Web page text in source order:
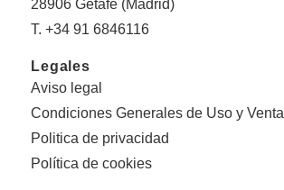
28906 Getafe (Madrid)
T. +34 91 6846116
Legales
Aviso legal
Condiciones Generales de Uso y Venta
Politica de privacidad
Política de cookies